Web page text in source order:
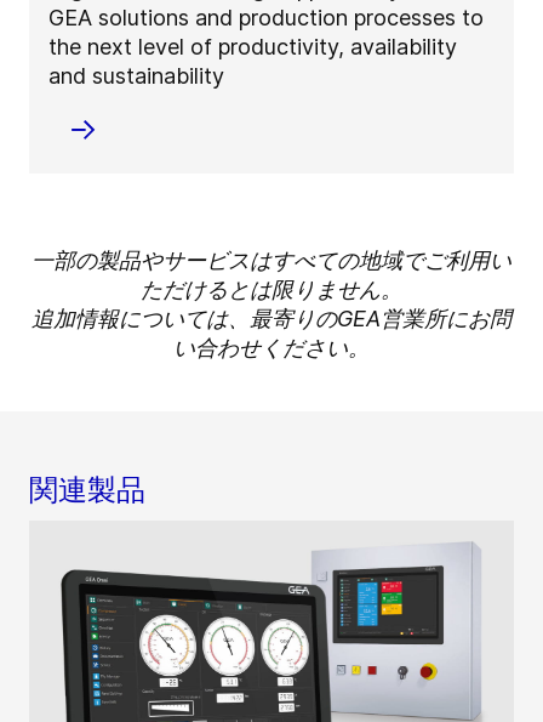
GEA solutions and production processes to
the next level of productivity, availability
and sustainability
一部の製品やサービスはすべての地域でご利用い
ただけるとは限りません。
追加情報については、最寄りのGEA営業所にお問
い合わせください。
関連製品